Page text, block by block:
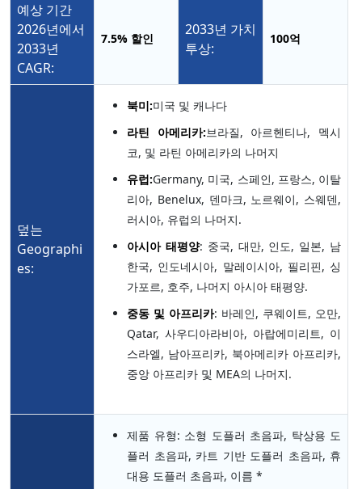
예상 기간
2026년에서
2033년
CAGR:
7.5% 할인
2033년 가치
투상:
100억
덮는
Geographi
es:
북미:미국 및 캐나다
라틴 아메리카:브라질, 아르헨티나, 멕시
코, 및 라틴 아메리카의 나머지
유럽:Germany, 미국, 스페인, 프랑스, 이탈
리아, Benelux, 덴마크, 노르웨이, 스웨덴,
러시아, 유럽의 나머지.
아시아 태평양: 중국, 대만, 인도, 일본, 남
한국, 인도네시아, 말레이시아, 필리핀, 싱
가포르, 호주, 나머지 아시아 태평양.
중동 및 아프리카: 바레인, 쿠웨이트, 오만,
Qatar, 사우디아라비아, 아랍에미리트, 이
스라엘, 남아프리카, 북아메리카 아프리카,
중앙 아프리카 및 MEA의 나머지.
제품 유형: 소형 도플러 초음파, 탁상용 도
플러 초음파, 카트 기반 도플러 초음파, 휴
대용 도플러 초음파, 이름 *